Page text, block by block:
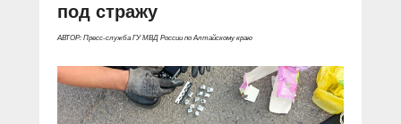
под стражу
АВТОР: Пресс-служба ГУ МВД России по Алтайскому краю